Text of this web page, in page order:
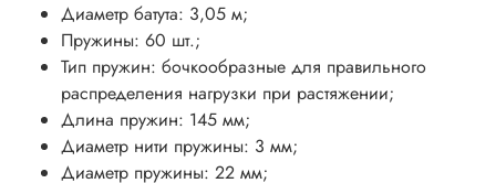
Диаметр батута: 3,05 м;
Пружины: 60 шт.;
Тип пружин: бочкообразные для правильного
распределения нагрузки при растяжении;
Длина пружин: 145 мм;
Диаметр нити пружины: 3 мм;
Диаметр пружины: 22 мм;